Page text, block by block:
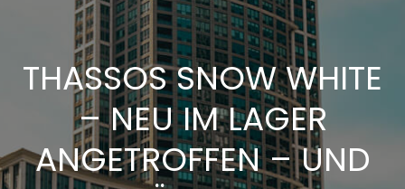
THASSOS SNOW WHITE
– NEU IM LAGER
ANGETROFFEN – UND